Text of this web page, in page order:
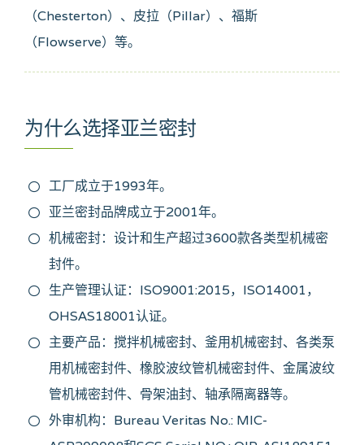
（Chesterton）、皮拉（Pillar）、福斯
（Flowserve）等。
为什么选择亚兰密封
工厂成立于1993年。
亚兰密封品牌成立于2001年。
机械密封：设计和生产超过3600款各类型机械密
封件。
生产管理认证：ISO9001:2015，ISO14001，
OHSAS18001认证。
主要产品：搅拌机械密封、釜用机械密封、各类泵
用机械密封件、橡胶波纹管机械密封件、金属波纹
管机械密封件、骨架油封、轴承隔离器等。
外审机构：Bureau Veritas No.: MIC-